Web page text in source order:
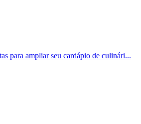
para ampliar seu cardápio de culinári...